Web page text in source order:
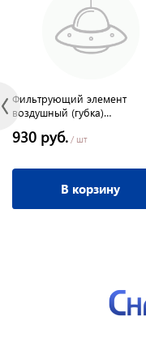
Фильтрующий элемент
воздушный (губка)
Форза
930 руб. / шт
В корзину